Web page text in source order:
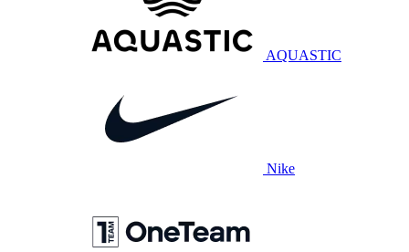
AQUASTIC
Nike